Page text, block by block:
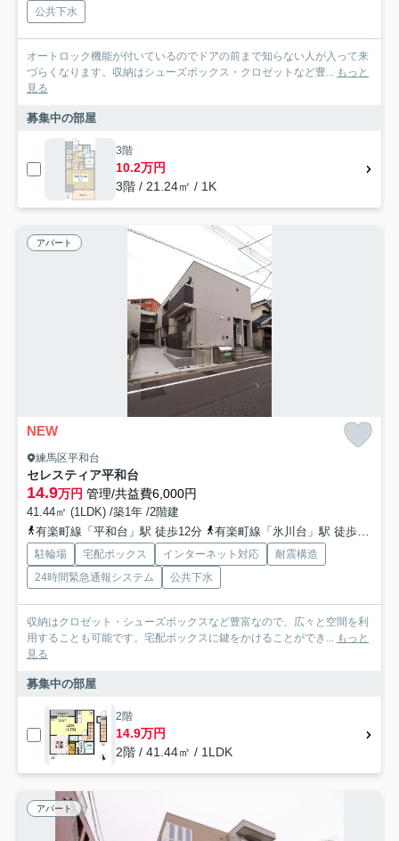
公共下水
オートロック機能が付いているのでドアの前まで知らない人が入って来
づらくなります。収納はシューズボックス・クロゼットなど豊... もっと
見る
募集中の部屋
3階
10.2万円
3階 / 21.24㎡ / 1K
アパート
NEW
練馬区平和台
セレスティア平和台
14.9万円 管理/共益費6,000円
41.44㎡ (1LDK) /築1年 /2階建
有楽町線「平和台」駅 徒歩12分
有楽町線「氷川台」駅 徒歩16分
駐輪場 宅配ボックス インターネット対応
耐震構造
24時間緊急通報システム
公共下水
収納はクロゼット・シューズボックスなど豊富なので、広々と空間を利
用することも可能です。宅配ボックスに鍵をかけることができ... もっと
見る
募集中の部屋
2階
14.9万円
2階 / 41.44㎡ / 1LDK
アパート